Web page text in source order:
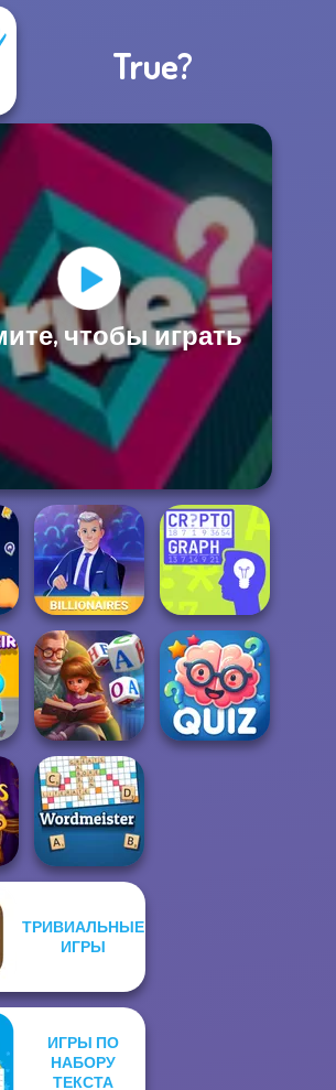
True?
чтобы играть
Billionaires Cryptograph
Word Scramble:
Family Tales
ТРИВИАЛЬНЫЕ
ИГРЫ
ИГРЫ ПО
НАБОРУ
ТЕКСТА